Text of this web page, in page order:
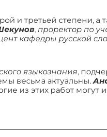
и третьей степени, а
, проректор по
кафедры русской
языкознания,
весьма актуальны.
из этих работ